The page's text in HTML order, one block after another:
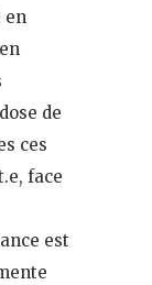
en
de
ces
face
est